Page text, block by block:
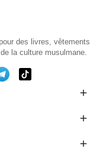
des livres, vêtements
la culture musulmane.


